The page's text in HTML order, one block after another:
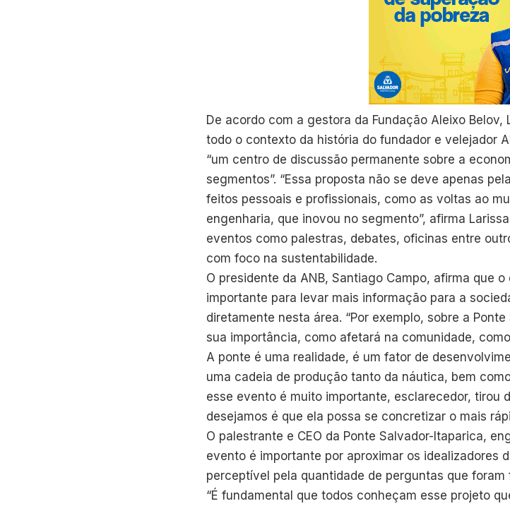
De acordo com a gestora da Fundação Aleixo
todo o contexto da história do fundador e velejador
“um centro de discussão permanente sobre a
segmentos”. “Essa proposta não se deve apenas
feitos pessoais e profissionais, como as voltas ao
engenharia, que inovou no segmento”, afirma
eventos como palestras, debates, oficinas entre
com foco na sustentabilidade.
O presidente da ANB, Santiago Campo, afirma que
importante para levar mais informação para a
diretamente nesta área. “Por exemplo, sobre a
sua importância, como afetará na comunidade,
A ponte é uma realidade, é um fator de
uma cadeia de produção tanto da náutica, bem
esse evento é muito importante, esclarecedor, tirou
desejamos é que ela possa se concretizar o mais
O palestrante e CEO da Ponte Salvador-Itaparica,
evento é importante por aproximar os idealizadores
perceptível pela quantidade de perguntas que
“É fundamental que todos conheçam esse projeto